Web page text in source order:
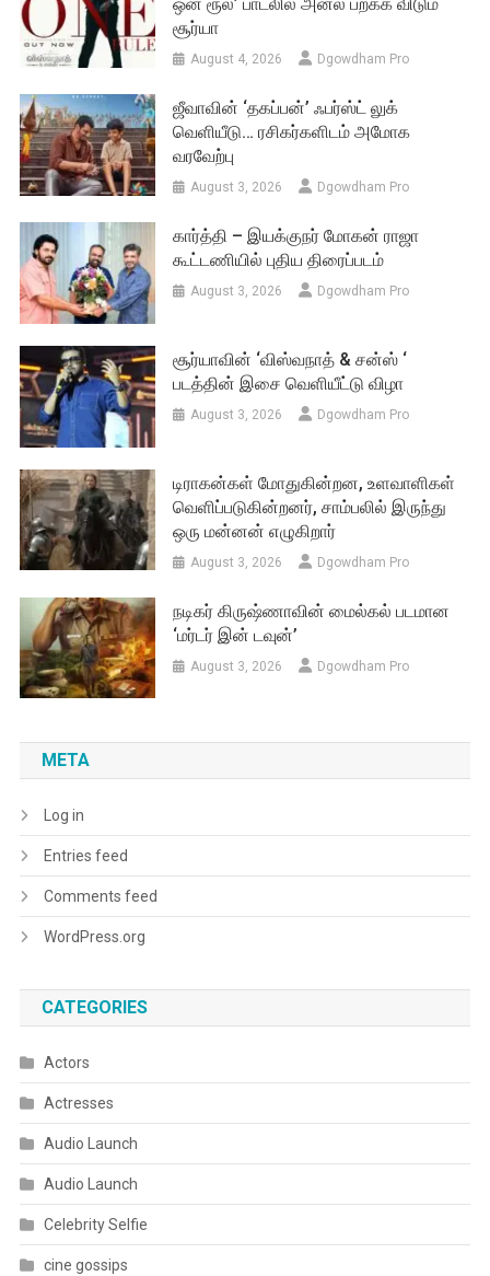
சூர்யா
August 4, 2026 Dgowdham Pro
ஜீவாவின் ‘தகப்பன்’ ஃபர்ஸ்ட் லுக்
வெளியீடு… ரசிகர்களிடம் அமோக
வரவேற்பு
August 3, 2026 Dgowdham Pro
கார்த்தி – இயக்குநர் மோகன் ராஜா
கூட்டணியில் புதிய திரைப்படம்
August 3, 2026 Dgowdham Pro
சூர்யாவின் ‘விஸ்வநாத் & சன்ஸ் ‘
படத்தின் இசை வெளியீட்டு விழா
August 3, 2026 Dgowdham Pro
டிராகன்கள் மோதுகின்றன, உளவாளிகள்
வெளிப்படுகின்றனர், சாம்பலில் இருந்து
ஒரு மன்னன் எழுகிறார்
August 3, 2026 Dgowdham Pro
நடிகர் கிருஷ்ணாவின் மைல்கல் படமான
‘மர்டர் இன் டவுன்’
August 3, 2026 Dgowdham Pro
META
Log in
Entries feed
Comments feed
WordPress.org
CATEGORIES
Actors
Actresses
Audio Launch
Audio Launch
Celebrity Selfie
cine gossips